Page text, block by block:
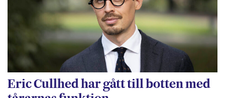
Eric Cullhed har gått till botten med